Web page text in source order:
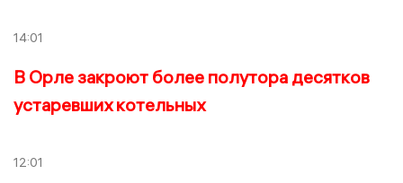
14:01
В Орле закроют более полутора десятков
устаревших котельных
12:01